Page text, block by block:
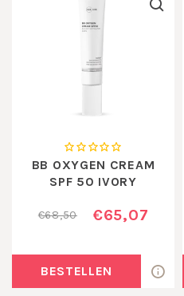
BB OXYGEN CREAM
SPF 50 IVORY
€68,50 €65,07
BESTELLEN